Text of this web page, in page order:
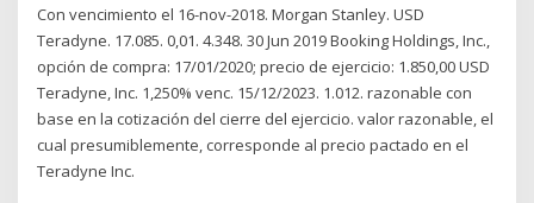
Con vencimiento el 16-nov-2018. Morgan Stanley. USD
Teradyne. 17.085. 0,01. 4.348. 30 Jun 2019 Booking Holdings, Inc.,
opción de compra: 17/01/2020; precio de ejercicio: 1.850,00 USD
Teradyne, Inc. 1,250% venc. 15/12/2023. 1.012. razonable con
base en la cotización del cierre del ejercicio. valor razonable, el
cual presumiblemente, corresponde al precio pactado en el
Teradyne Inc.